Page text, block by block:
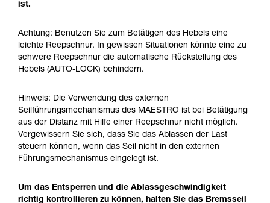
ist.
Achtung: Benutzen Sie zum Betätigen des Hebels eine
leichte Reepschnur. In gewissen Situationen könnte eine zu
schwere Reepschnur die automatische Rückstellung des
Hebels (AUTO-LOCK) behindern.
Hinweis: Die Verwendung des externen
Seilführungsmechanismus des MAESTRO ist bei Betätigung
aus der Distanz mit Hilfe einer Reepschnur nicht möglich.
Vergewissern Sie sich, dass Sie das Ablassen der Last
steuern können, wenn das Seil nicht in den externen
Führungsmechanismus eingelegt ist.
Um das Entsperren und die Ablassgeschwindigkeit
richtig kontrollieren zu können, halten Sie das Bremsseil